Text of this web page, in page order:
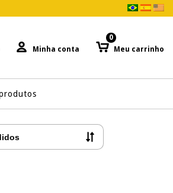
Minha conta Meu carrinho
0